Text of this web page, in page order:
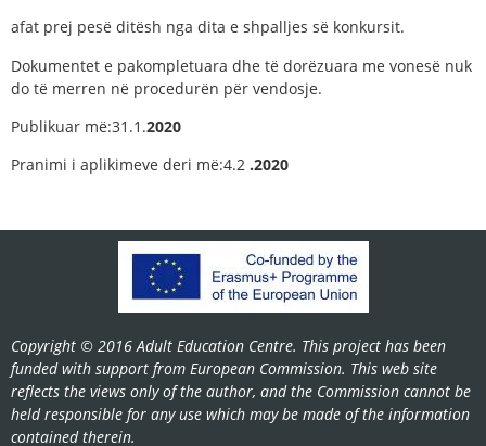
afat prej pesë ditësh nga dita e shpalljes së konkursit.
Dokumentet e pakompletuara dhe të dorëzuara me vonesë nuk
do të merren në procedurën për vendosje.
Publikuar më:31.1.2020
Pranimi i aplikimeve deri më:4.2 .2020
Copyright © 2016 Adult Education Centre. This project has been
funded with support from European Commission. This web site
reflects the views only of the author, and the Commission cannot be
held responsible for any use which may be made of the information
contained therein.